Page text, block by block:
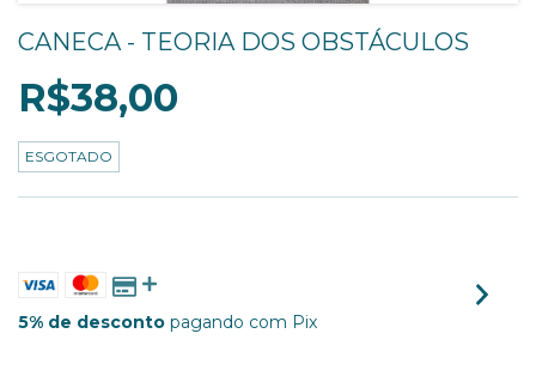
CANECA - TEORIA DOS OBSTÁCULOS
R$38,00
ESGOTADO
5% de desconto pagando com Pix